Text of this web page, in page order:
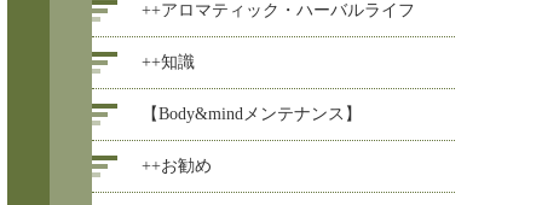
++アロマティック・ハーバルライフ
++知識
【Body&mindメンテナンス】
++お勧め